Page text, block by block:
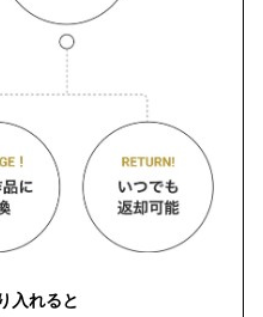
入れると